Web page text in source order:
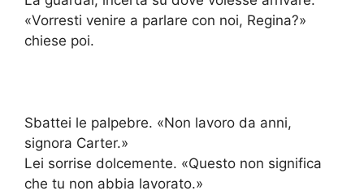
«Vorresti venire a parlare con noi, Regina?»
chiese poi.
Sbattei le palpebre. «Non lavoro da anni,
signora Carter.»
Lei sorrise dolcemente. «Questo non significa
che tu non abbia lavorato.»